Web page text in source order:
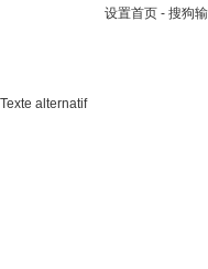
设置首页 - 搜狗
Texte alternatif